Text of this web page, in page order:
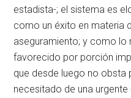
estadista-; el sistema es
como un éxito en materia
aseguramiento; y como lo
favorecido por porción
que desde luego no
necesitado de una